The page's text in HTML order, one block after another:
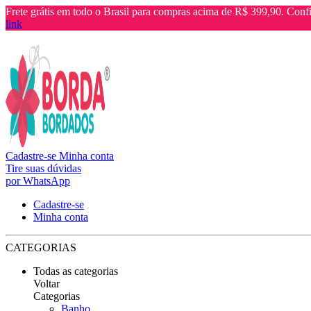
Frete grátis em todo o Brasil para compras acima de R$ 399,90.
link
Cadastre-se Minha conta
Tire suas dúvidas
por WhatsApp
Cadastre-se
Minha conta
CATEGORIAS
Todas as categorias
Voltar
Categorias
Banho